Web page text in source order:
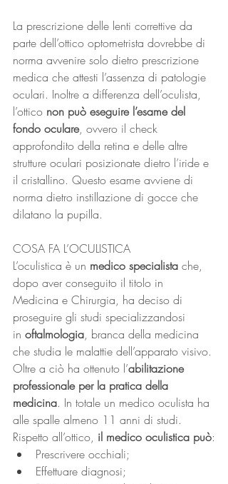
La prescrizione delle lenti correttive da
parte dell’ottico optometrista dovrebbe di
norma avvenire solo dietro prescrizione
medica che attesti l’assenza di patologie
oculari. Inoltre a differenza dell’oculista,
l’ottico non può eseguire l’esame del
fondo oculare, ovvero il check
approfondito della retina e delle altre
strutture oculari posizionate dietro l’iride e
il cristallino. Questo esame avviene di
norma dietro instillazione di gocce che
dilatano la pupilla.
COSA FA L’OCULISTICA
L’oculistica è un medico specialista che,
dopo aver conseguito il titolo in
Medicina e Chirurgia, ha deciso di
proseguire gli studi specializzandosi
in oftalmologia, branca della medicina
che studia le malattie dell’apparato visivo.
Oltre a ciò ha ottenuto l’abilitazione
professionale per la pratica della
medicina. In totale un medico oculista ha
alle spalle almeno 11 anni di studi.
Rispetto all’ottico, il medico oculistica può:
Prescrivere occhiali;
Effettuare diagnosi;